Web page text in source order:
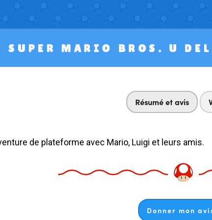
SUPER MARIO BROS. U
Résumé et avis
de plateforme avec Mario, Luigi et leurs amis.
Donner mon